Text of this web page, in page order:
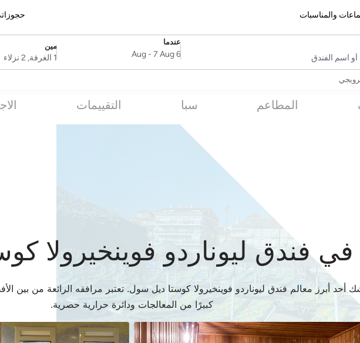
والمناسبات
أو اسم الفندق
عندما
SelectDate
6 Aug
- 7 Aug
مين
Username1 الغرفة, 2 نزلاء
المطاعم سبا التقييمات
في فندق ليوناردو فوينخيرولا
شك أحد أبرز معالم فندق ليوناردو فوينخيرولا كوستا ديل سول. تعتبر مرافقه الرائعة من
كبيرًا من المعالجات ودائرة حرارية حصرية.